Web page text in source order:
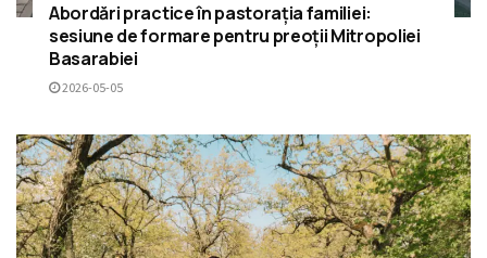
Abordări practice în pastorația familiei:
sesiune de formare pentru preoții Mitropoliei
Basarabiei
2026-05-05